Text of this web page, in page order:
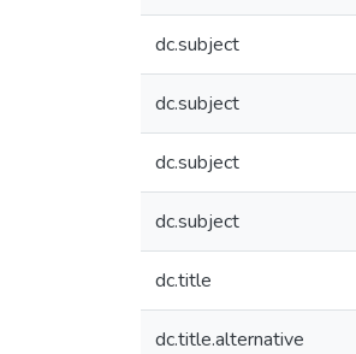
dc.subject
dc.subject
dc.subject
dc.subject
dc.title
dc.title.alternative